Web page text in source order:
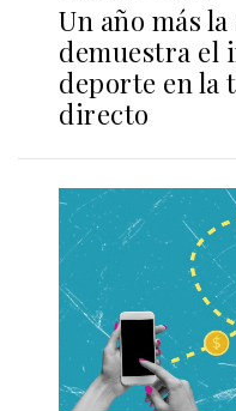
Un año más
demuestra el
deporte en la
directo